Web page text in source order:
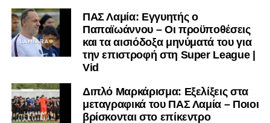
ΠΑΣ Λαμία: Εγγυητής ο
Παπαϊωάννου – Οι προϋποθέσεις
και τα αισιόδοξα μηνύματά του για
την επιστροφή στη Super League |
Vid
Διπλό Μαρκάρισμα: Εξελίξεις στα
μεταγραφικά του ΠΑΣ Λαμία – Ποιοι
βρίσκονται στο επίκεντρο